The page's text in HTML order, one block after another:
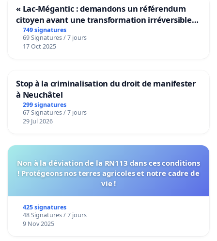
« Lac-Mégantic : demandons un référendum
citoyen avant une transformation irréversible
de notre territoire »
749 signatures
69 Signatures / 7 jours
17 Oct 2025
Stop à la criminalisation du droit de manifester
à Neuchâtel
299 signatures
67 Signatures / 7 jours
29 Jul 2026
Non à la déviation de la RN113 dans ces conditions
! Protégeons nos terres agricoles et notre cadre de
vie !
425 signatures
48 Signatures / 7 jours
9 Nov 2025